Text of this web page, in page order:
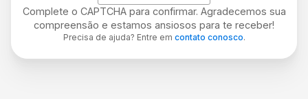
Complete o CAPTCHA para confirmar. Agradecemos sua
compreensão e estamos ansiosos para te receber!
Precisa de ajuda? Entre em contato conosco.